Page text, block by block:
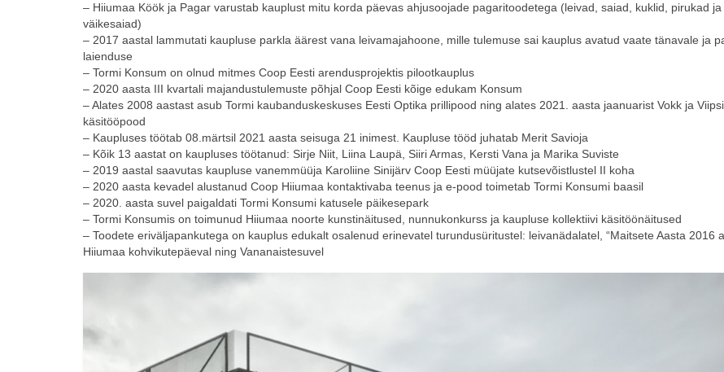
– Hiiumaa Köök ja Pagar varustab kauplust mitu korda päevas ahjusoojade pagaritoodetega (leivad, saiad, kuklid, pirukad ja
väikesaiad)
– 2017 aastal lammutati kaupluse parkla äärest vana leivamajahoone, mille tulemuse sai kauplus avatud vaate tänavale ja
laienduse
– Tormi Konsum on olnud mitmes Coop Eesti arendusprojektis pilootkauplus
– 2020 aasta III kvartali majandustulemuste põhjal Coop Eesti kõige edukam Konsum
– Alates 2008 aastast asub Tormi kaubanduskeskuses Eesti Optika prillipood ning alates 2021. aasta jaanuarist Vokk ja
käsitööpood
– Kaupluses töötab 08.märtsil 2021 aasta seisuga 21 inimest. Kaupluse tööd juhatab Merit Savioja
– Kõik 13 aastat on kaupluses töötanud: Sirje Niit, Liina Laupä, Siiri Armas, Kersti Vana ja Marika Suviste
– 2019 aastal saavutas kaupluse vanemmüüja Karoliine Sinijärv Coop Eesti müüjate kutsevõistlustel II koha
– 2020 aasta kevadel alustanud Coop Hiiumaa kontaktivaba teenus ja e-pood toimetab Tormi Konsumi baasil
– 2020. aasta suvel paigaldati Tormi Konsumi katusele päikesepark
– Tormi Konsumis on toimunud Hiiumaa noorte kunstinäitused, nunnukonkurss ja kaupluse kollektiivi käsitöönäitused
– Toodete eriväljapankutega on kauplus edukalt osalenud erinevatel turundusüritustel: leivanädalatel, “Maitsete Aasta 2016
Hiiumaa kohvikutepäeval ning Vananaistesuvel